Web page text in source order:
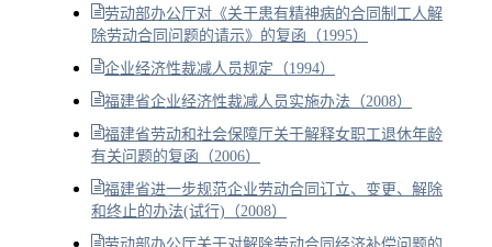
劳动部办公厅对《关于患有精神病的合同制工人解
除劳动合同问题的请示》的复函（1995）
企业经济性裁减人员规定（1994）
福建省企业经济性裁减人员实施办法（2008）
福建省劳动和社会保障厅关于解释女职工退休年龄
有关问题的复函（2006）
福建省进一步规范企业劳动合同订立、变更、解除
和终止的办法(试行)（2008）